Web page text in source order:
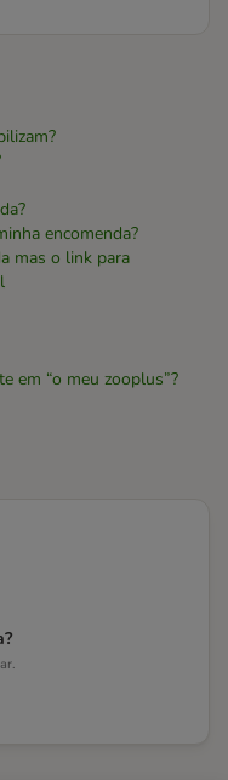
encomenda?
mas o link para
em “o meu zooplus”?